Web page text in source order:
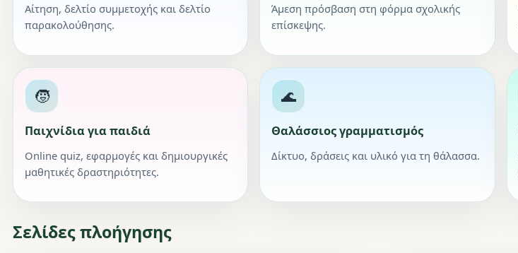
Αίτηση, δελτίο συμμετοχής και δελτίο
παρακολούθησης.
Άμεση πρόσβαση στη φόρμα σχολικής
επίσκεψης.
🧒
Παιχνίδια για παιδιά
Online quiz, εφαρμογές και δημιουργικές
μαθητικές δραστηριότητες.
🌊
Θαλάσσιος γραμματισμός
Δίκτυο, δράσεις και υλικό για τη θάλασσα.
Σελίδες πλοήγησης